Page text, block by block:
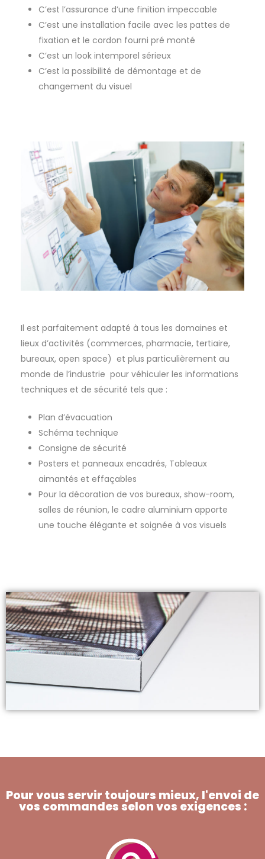
C’est l’assurance d’une finition impeccable
C’est une installation facile avec les pattes de
fixation et le cordon fourni pré monté
C’est un look intemporel sérieux
C’est la possibilité de démontage et de
changement du visuel
Il est parfaitement adapté à tous les domaines et
lieux d’activités (commerces, pharmacie, tertiaire,
bureaux, open space) et plus particulièrement au
monde de l’industrie pour véhiculer les informations
techniques et de sécurité tels que :
Plan d’évacuation
Schéma technique
Consigne de sécurité
Posters et panneaux encadrés, Tableaux
aimantés et effaçables
Pour la décoration de vos bureaux, show-room,
salles de réunion, le cadre aluminium apporte
une touche élégante et soignée à vos visuels
Pour vous servir toujours mieux, l'envoi de
vos commandes selon vos exigences :